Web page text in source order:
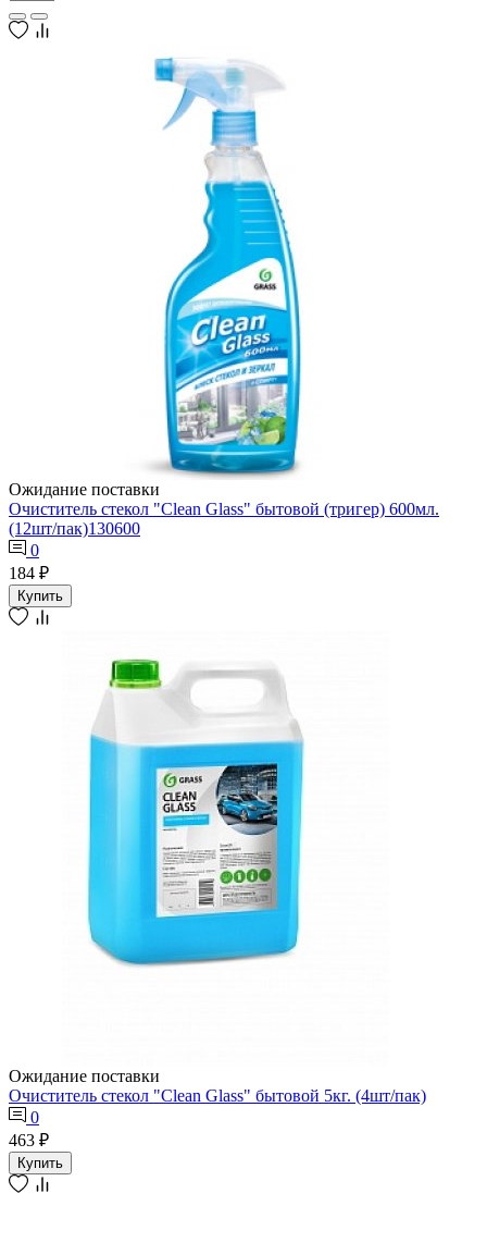
Ожидание поставки
Очиститель стекол "Clean Glass" бытовой (тригер) 600мл.
(12шт/пак)130600
0
184 ₽
Купить
Ожидание поставки
Очиститель стекол "Clean Glass" бытовой 5кг. (4шт/пак)
0
463 ₽
Купить